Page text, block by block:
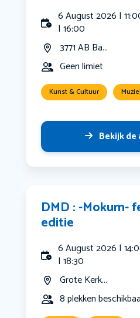
6 August 2026 |
| 16:00
3771 AB Ba...
Geen limiet
Kunst & Cultuur
Bekijk
DMD : -Mokum-
editie
6 August 2026 |
| 18:30
Grote Kerk...
8 plekken